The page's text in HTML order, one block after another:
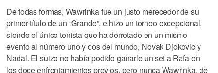
De todas formas, Wawrinka fue un justo merecedor de su
primer título de un “Grande”, e hizo un torneo excepcional,
siendo el único tenista que ha derrotado en un mismo
evento al número uno y dos del mundo, Novak Djokovic y
Nadal. El suizo no había podido ganarle un set a Rafa en
los doce enfrentamientos previos, pero nunca Wawrinka, de